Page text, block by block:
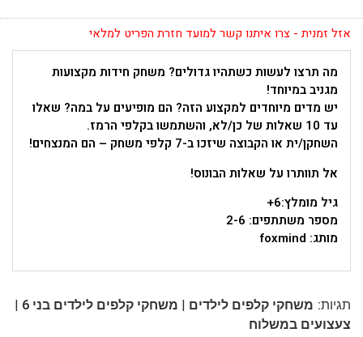
אזל זמנית - צרו איתנו קשר למועד חזרת הפריט למלאי
מה תרצו לעשות כשתהיו גדולים? משחק חידות מקצועות
מגניב במיוחד!
יש מדים מיוחדים למקצוע הזה? הם מופיעים על במה? שאלו
עד 10 שאלות של כן/לא, והשתמשו בקלפי הרמז.
השחקן/ית או הקבוצה שיזכו ב-7 קלפי משחק – הם המנצחים!
אל תוותרו על שאלות הבונוס!
גיל מומלץ:6+
מספר משתתפים: 2-6
מותג: foxmind
תגיות: משחקי קלפים לילדים | משחקי קלפים לילדים בני 6 |
צעצועים במשלוח